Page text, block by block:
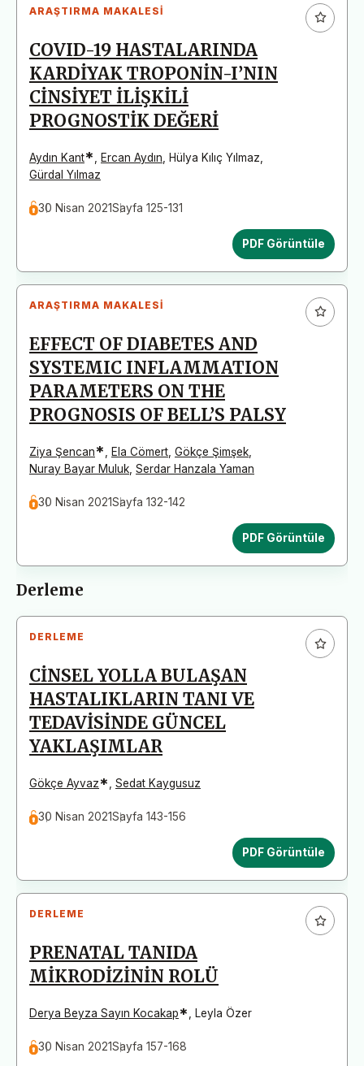
ARAŞTIRMA MAKALESI
COVID-19 HASTALARINDA
KARDİYAK TROPONİN-I’NIN
CİNSİYET İLİŞKİLİ
PROGNOSTİK DEĞERİ
Aydın Kant* Ercan Aydın Hülya Kılıç Yılmaz
Gürdal Yılmaz
30 Nisan 2021Sayfa 125-131
PDF Görüntüle
ARAŞTIRMA MAKALESI
EFFECT OF DIABETES AND
SYSTEMIC INFLAMMATION
PARAMETERS ON THE
PROGNOSIS OF BELL’S PALSY
Ziya Şencan* Ela Cömert Gökçe Şimşek
Nuray Bayar Muluk Serdar Hanzala Yaman
30 Nisan 2021Sayfa 132-142
PDF Görüntüle
Derleme
DERLEME
CİNSEL YOLLA BULAŞAN
HASTALIKLARIN TANI VE
TEDAVİSİNDE GÜNCEL
YAKLAŞIMLAR
Gökçe Ayvaz* Sedat Kaygusuz
30 Nisan 2021Sayfa 143-156
PDF Görüntüle
DERLEME
PRENATAL TANIDA
MİKRODİZİNİN ROLÜ
Derya Beyza Sayın Kocakap* Leyla Özer
30 Nisan 2021Sayfa 157-168